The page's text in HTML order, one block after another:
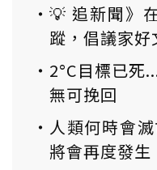
💡 追新聞》
蹤，倡議家好
2°C目標已死
無可挽回
人類何時會
將會再度發生